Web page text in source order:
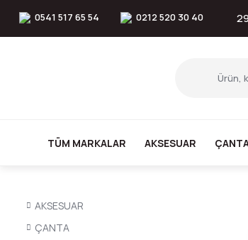
0541 517 65 54 0212 520 30 40
TÜM MARKALAR AKSESUAR
AKSESUAR
ÇANTA